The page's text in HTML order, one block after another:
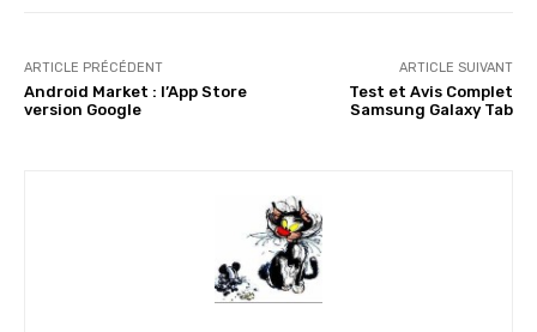
ARTICLE PRÉCÉDENT
Android Market : l’App Store
version Google
ARTICLE SUIVANT
Test et Avis Complet
Samsung Galaxy Tab